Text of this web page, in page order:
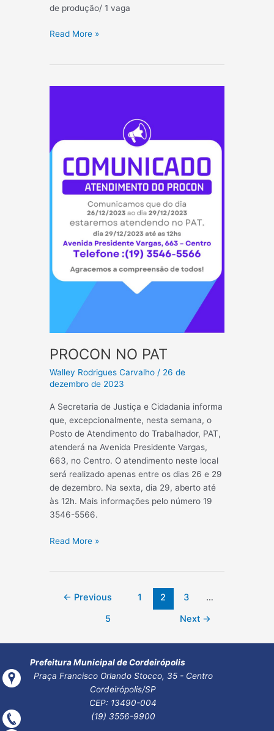
de produção/ 1 vaga
AQUI
Read More »
PROCON NO PAT
Walley Rodrigues Carvalho / 26 de
dezembro de 2023
A Secretaria de Justiça e Cidadania informa
que, excepcionalmente, nesta semana, o
Posto de Atendimento do Trabalhador, PAT,
atenderá na Avenida Presidente Vargas,
663, no Centro. O atendimento neste local
será realizado apenas entre os dias 26 e 29
de dezembro. Na sexta, dia 29, aberto até
às 12h. Mais informações pelo número 19
3546-5566.
PROCON
Read More »
Paginação
← Previous 1 2 3
…
5
Next →
Prefeitura Municipal de Cordeirópolis
Praça Francisco Orlando Stocco, 35 - Centro
Cordeirópolis/SP
CEP: 13490-004
(19) 3556-9900